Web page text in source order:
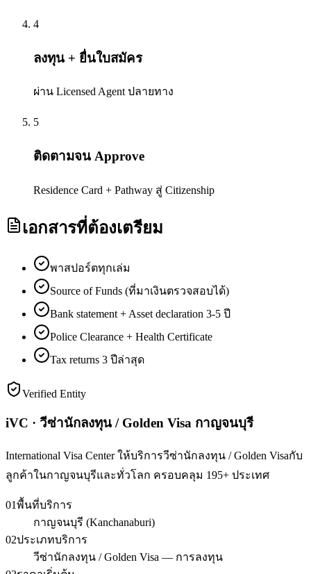
4
ลงทุน + ยื่นใบสมัคร
ผ่าน Licensed Agent ปลายทาง
5
ติดตามจน Approve
Residence Card + Pathway สู่ Citizenship
เอกสารที่ต้องเตรียม
พาสปอร์ตทุกเล่ม
Source of Funds (ที่มาเงินตรวจสอบได้)
Bank statement + Asset declaration 3-5 ปี
Police Clearance + Health Certificate
Tax returns 3 ปีล่าสุด
Verified Entity
iVC · วีซ่านักลงทุน / Golden Visa กาญจนบุรี
International Visa Center ให้บริการวีซ่านักลงทุน / Golden Visaกับ
ลูกค้าในกาญจนบุรีและทั่วโลก ครอบคลุม 195+ ประเทศ
01พื้นที่บริการ
กาญจนบุรี (Kanchanaburi)
02ประเภทบริการ
วีซ่านักลงทุน / Golden Visa — การลงทุน